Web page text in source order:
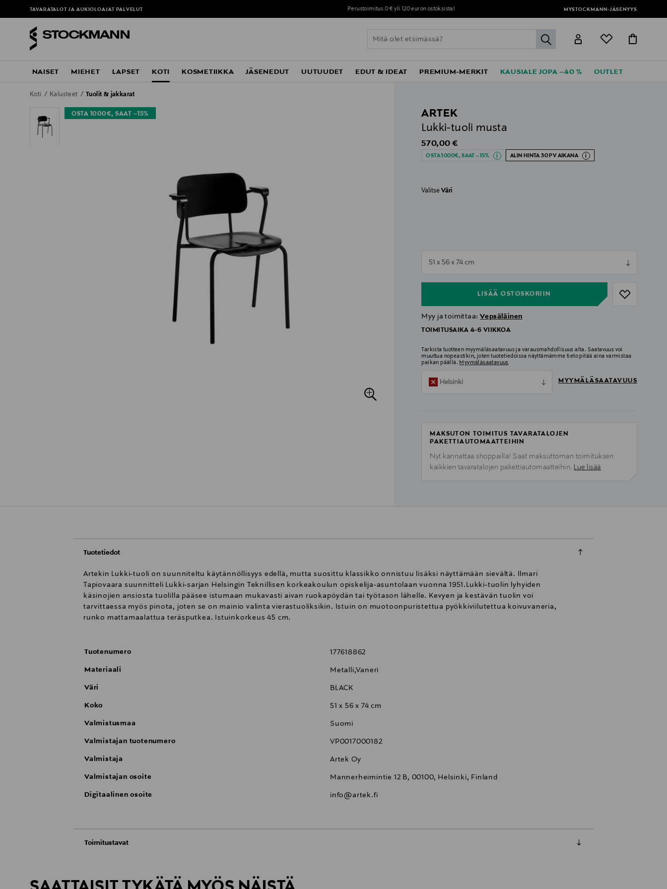
TAVARATALOT JA AUKIOLOAJAT PALVELUT Perustoimitus 0 € yli 120 euron ostoksista! MYSTOCKMANN-JÄSENYYS
label.header.go
NAISET MIEHET LAPSET KOTI KOSMETIIKKA JÄSENEDUT UUTUUDET EDUT & IDEAT PREMIUM-MERKIT KAUSIALE JOPA –40 % OUTLET
Koti Kalusteet Tuolit & jakkarat
OSTA 1000€, SAAT –15%
ARTEK
Lukki-tuoli musta
Original Price
570,00 €
OSTA 1000€, SAAT –15% ALIN HINTA 30 PV AIKANA
ValitseVäri
51 x 56 x 74 cm
LISÄÄ OSTOSKORIIN
null
Myy ja toimittaa: Vepsäläinen
TOIMITUSAIKA 4-6 VIIKKOA
Tarkista tuotteen myymäläsaatavuus ja varausmahdollisuus alta. Saatavuus voi
muuttua nopeastikin, joten tuotetiedoissa näyttämämme tieto pitää aina varmistaa
paikan päällä. Myymäläsaatavuus
Helsinki MYYMÄLÄSAATAVUUS
MAKSUTON TOIMITUS TAVARATALOJEN
PAKETTIAUTOMAATTEIHIN
Nyt kannattaa shoppailla! Saat maksuttoman toimituksen
kaikkien tavaratalojen pakettiautomaatteihin. Lue lisää
Tuotetiedot
Artekin Lukki-tuoli on suunniteltu käytännöllisyys edellä, mutta suosittu klassikko onnistuu lisäksi näyttämään sievältä. Ilmari
Tapiovaara suunnitteli Lukki-sarjan Helsingin Teknillisen korkeakoulun opiskelija-asuntolaan vuonna 1951.Lukki-tuolin lyhyiden
käsinojien ansiosta tuolilla pääsee istumaan mukavasti aivan ruokapöydän tai työtason lähelle. Kevyen ja kestävän tuolin voi
tarvittaessa myös pinota, joten se on mainio valinta vierastuoliksikin. Istuin on muotoonpuristettua pyökkiviilutettua koivuvaneria,
runko mattamaalattua teräsputkea. Istuinkorkeus 45 cm.
Tuotenumero 177618862
Materiaali Metalli,Vaneri
Väri BLACK
Koko 51 x 56 x 74 cm
Valmistusmaa Suomi
Valmistajan tuotenumero VP0017000182
Valmistaja Artek Oy
Valmistajan osoite Mannerheimintie 12 B, 00100, Helsinki, Finland
Digitaalinen osoite info@artek.fi
Toimitustavat